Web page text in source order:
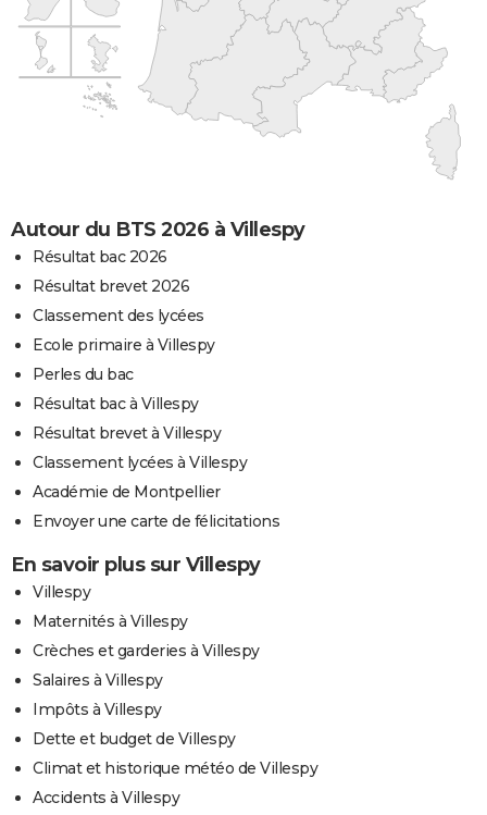
Autour du BTS 2026 à Villespy
Résultat bac 2026
Résultat brevet 2026
Classement des lycées
Ecole primaire à Villespy
Perles du bac
Résultat bac à Villespy
Résultat brevet à Villespy
Classement lycées à Villespy
Académie de Montpellier
Envoyer une carte de félicitations
En savoir plus sur Villespy
Villespy
Maternités à Villespy
Crèches et garderies à Villespy
Salaires à Villespy
Impôts à Villespy
Dette et budget de Villespy
Climat et historique météo de Villespy
Accidents à Villespy